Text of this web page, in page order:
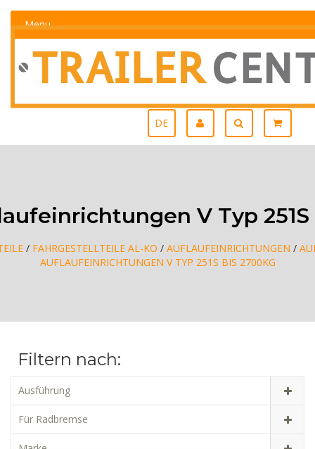
Menu
DE
V Typ
/ FAHRGESTELLTEILE AL-KO / AUFLAUFEINRICHTUNGEN /
AUFLAUFEINRICHTUNGEN V TYP 251S BIS 2700KG
Filtern nach:
Ausführung
Für Radbremse